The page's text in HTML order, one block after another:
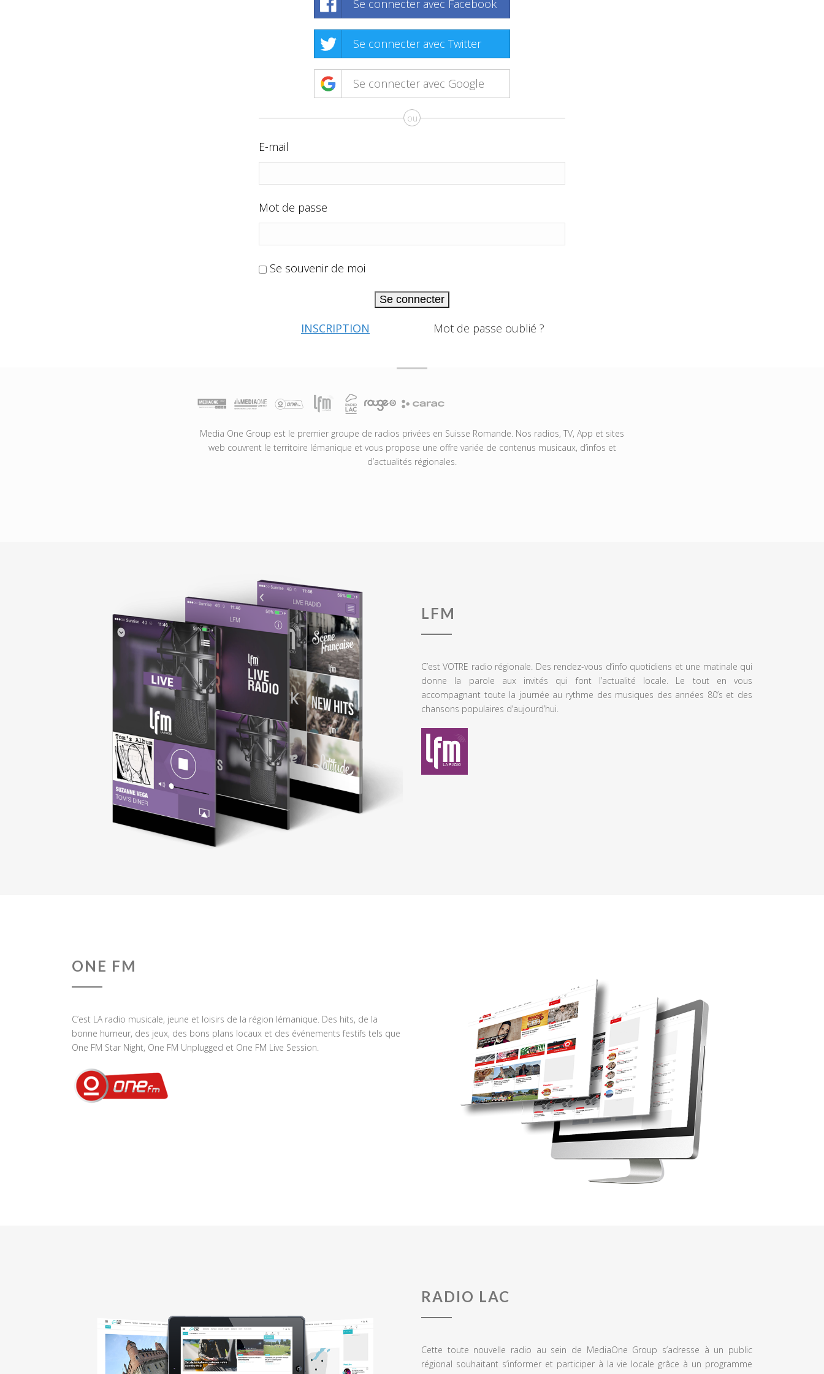
Se connecter avec Facebook
Se connecter avec Twitter
Se connecter avec Google
ou
E-mail
Mot de passe
Se souvenir de moi
Se connecter
INSCRIPTION Mot de passe oublié ?
Media One Group est le premier groupe de radios privées en Suisse Romande. Nos radios, TV, App et sites
web couvrent le territoire lémanique et vous propose une offre variée de contenus musicaux, d’infos et
d’actualités régionales.
LFM
C’est VOTRE radio régionale. Des rendez-vous d’info quotidiens et une matinale qui
donne la parole aux invités qui font l’actualité locale. Le tout en vous
accompagnant toute la journée au rythme des musiques des années 80’s et des
chansons populaires d’aujourd’hui.
ONE FM
C’est LA radio musicale, jeune et loisirs de la région lémanique. Des hits, de la
bonne humeur, des jeux, des bons plans locaux et des événements festifs tels que
One FM Star Night, One FM Unplugged et One FM Live Session.
RADIO LAC
Cette toute nouvelle radio au sein de MediaOne Group s’adresse à un public
régional souhaitant s’informer et participer à la vie locale grâce à un programme